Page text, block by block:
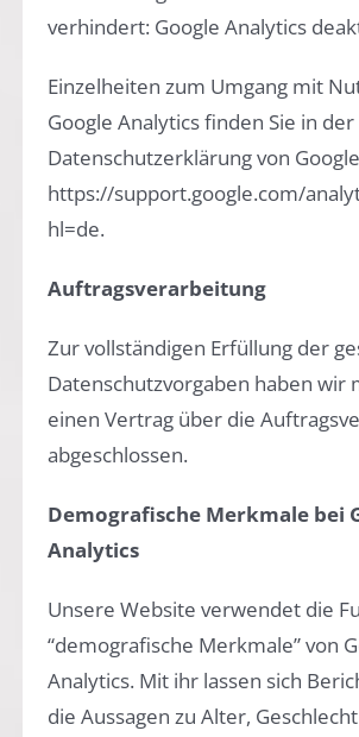
verhindert: Google Analytics
Einzelheiten zum Umgang mit
Google Analytics finden Sie in der
Datenschutzerklärung von
https://support.google.com/
hl=de.
Auftragsverarbeitung
Zur vollständigen Erfüllung der
Datenschutzvorgaben haben wir
einen Vertrag über die
abgeschlossen.
Demografische Merkmale bei
Analytics
Unsere Website verwendet die
“demografische Merkmale” von
Analytics. Mit ihr lassen sich
die Aussagen zu Alter,